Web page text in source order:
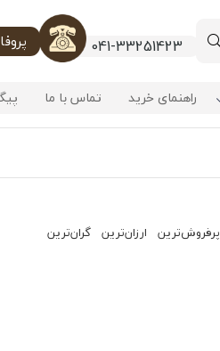
041-33251423
راهنمای خرید تماس با ما
پرفروش‌ترین ارزان‌ترین گران‌ترین